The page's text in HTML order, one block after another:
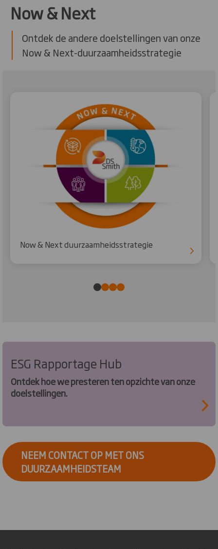
Now & Next
Ontdek de andere doelstellingen van onze
Now & Next-duurzaamheidsstrategie
Now & Next duurzaamheidsstrategie
ESG Rapportage Hub
Ontdek hoe we presteren ten opzichte van onze
doelstellingen.
NEEM CONTACT OP MET ONS
DUURZAAMHEIDSTEAM